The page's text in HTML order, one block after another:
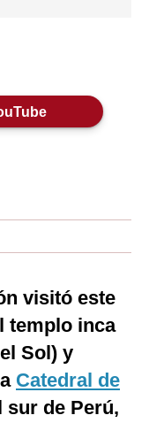
visitó este
templo inca
Sol) y
Catedral de
sur de Perú,